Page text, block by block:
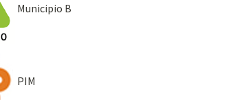
Municipio B
PIM